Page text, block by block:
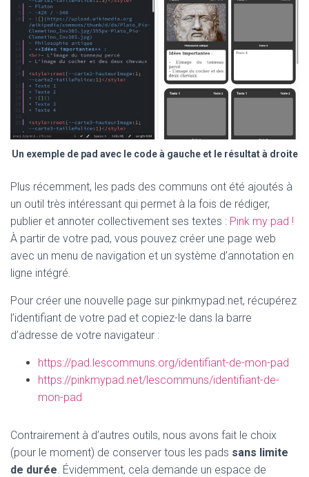
Un exemple de pad avec le code à gauche et le résultat à droite
Plus récemment, les pads des communs ont été ajoutés à
un outil très intéressant qui permet à la fois de rédiger,
publier et annoter collectivement ses textes : Pink my pad !
À partir de votre pad, vous pouvez créer une page web
avec un menu de navigation et un système d’annotation en
ligne intégré.
Pour créer une nouvelle page sur pinkmypad.net, récupérez
l’identifiant de votre pad et copiez-le dans la barre
d’adresse de votre navigateur :
https://pad.lescommuns.org/identifiant-de-mon-pad
https://pinkmypad.net/lescommuns/identifiant-de-
mon-pad
Contrairement à d’autres outils, nous avons fait le choix
(pour le moment) de conserver tous les pads sans limite
de durée . Évidemment, cela demande un espace de